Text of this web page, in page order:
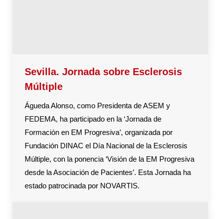
Sevilla. Jornada sobre Esclerosis
Múltiple
Águeda Alonso, como Presidenta de ASEM y
FEDEMA, ha participado en la ‘Jornada de
Formación en EM Progresiva’, organizada por
Fundación DINAC el Día Nacional de la Esclerosis
Múltiple, con la ponencia ‘Visión de la EM Progresiva
desde la Asociación de Pacientes’. Esta Jornada ha
estado patrocinada por NOVARTIS.